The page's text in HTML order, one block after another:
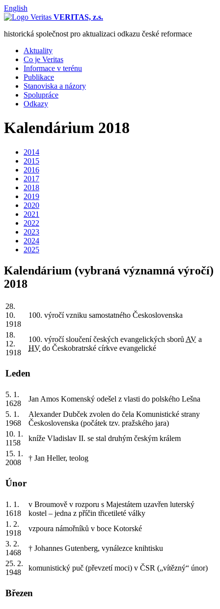
English
VERITAS, z.s.
historická společnost pro aktualizaci odkazu české reformace
Aktuality
Co je Veritas
Informace v terénu
Publikace
Stanoviska a názory
Spolupráce
Odkazy
Kalendárium 2018
2014
2015
2016
2017
2018
2019
2020
2021
2022
2023
2024
2025
Kalendárium (vybraná významná výročí)
2018
28.
10.
1918
100. výročí vzniku samostatného Československa
18.
12.
1918
100. výročí sloučení českých evangelických sborů AV a
HV do Českobratrské církve evangelické
Leden
5. 1.
1628
Jan Amos Komenský odešel z vlasti do polského Lešna
5. 1.
1968
Alexander Dubček zvolen do čela Komunistické strany
Československa (počátek tzv. pražského jara)
10. 1.
1158
kníže Vladislav II. se stal druhým českým králem
15. 1.
2008
† Jan Heller, teolog
Únor
1. 1.
1618
v Broumově v rozporu s Majestátem uzavřen luterský
kostel – jedna z příčin třicetileté války
1. 2.
1918
vzpoura námořníků v boce Kotorské
3. 2.
1468
† Johannes Gutenberg, vynálezce knihtisku
25. 2.
1948
komunistický puč (převzetí moci) v ČSR („vítězný“ únor)
Březen